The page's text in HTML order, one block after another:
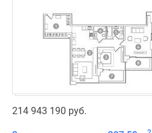
214 943 190 руб.